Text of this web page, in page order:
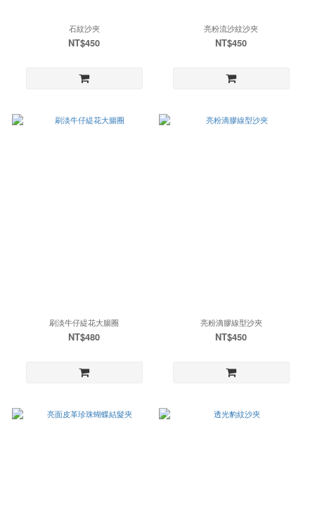
石紋沙夾
NT$450
亮粉流沙紋沙夾
NT$450
刷淡牛仔緹花大腸圈
NT$480
亮粉滴膠線型沙夾
NT$450